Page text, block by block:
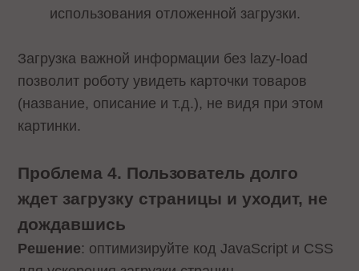
использования отложенной загрузки.
Загрузка важной информации без lazy-load
позволит роботу увидеть карточки товаров
(название, описание и т.д.), не видя при этом
картинки.
Проблема 4. Пользователь долго
ждет загрузку страницы и уходит, не
дождавшись
Решение: оптимизируйте код JavaScript и CSS